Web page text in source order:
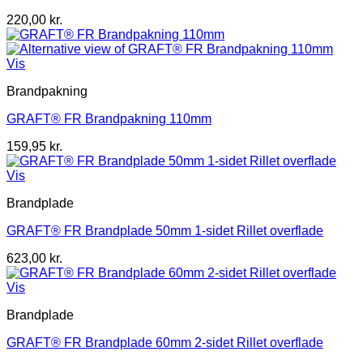
220,00 kr.
Vis
Brandpakning
GRAFT® FR Brandpakning 110mm
159,95 kr.
Vis
Brandplade
GRAFT® FR Brandplade 50mm 1-sidet Rillet overflade
623,00 kr.
Vis
Brandplade
GRAFT® FR Brandplade 60mm 2-sidet Rillet overflade